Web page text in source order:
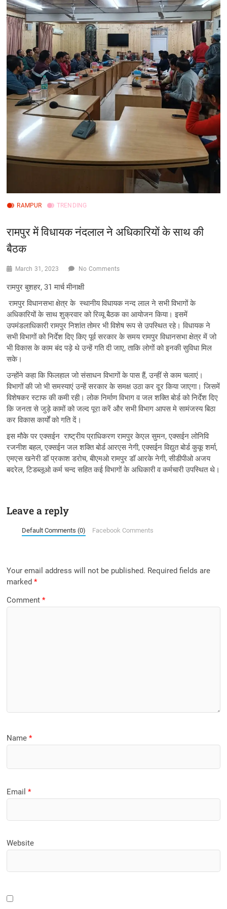
RAMPUR TRENDING
रामपुर में विधायक नंदलाल ने अधिकारियों के साथ की
बैठक
March 31, 2023 No Comments
रामपुर बुशहर, 31 मार्च मीनाक्षी
रामपुर विधानसभा क्षेत्र के स्थानीय विधायक नन्द लाल ने सभी विभागों के
अधिकारियों के साथ शुक्रवार को रिव्यू बैठक का आयोजन किया। इसमें
उपमंडलाधिकारी रामपुर निशांत तोमर भी विशेष रूप से उपस्थित रहे। विधायक ने
सभी विभागों को निर्देश दिए किए पूर्व सरकार के समय रामपुर विधानसभा क्षेत्र में जो
भी विकास के काम बंद पड़े थे उन्हें गति दी जाए, ताकि लोगों को इनकी सुविधा मिल
सके।
उन्होंने कहा कि फिलहाल जो संसाधन विभागों के पास हैं, उन्हीं से काम चलाएं।
विभागों की जो भी समस्याएं उन्हें सरकार के समक्ष उठा कर दूर किया जाएगा। जिसमें
विशेषकर स्टाफ की कमी रही। लोक निर्माण विभाग व जल शक्ति बोर्ड को निर्देश दिए
कि जनता से जुड़े कामों को जल्द पूरा करें और सभी विभाग आपस मे सामंजस्य बिठा
कर विकास कार्यों को गति दें।
इस मौके पर एक्सईन राष्ट्रीय प्राधिकरण रामपुर केएल सुमन, एक्सईन लोनिवि
रजनीश बहल, एक्सईन जल शक्ति बोर्ड आरएस नेगी, एक्सईन विद्युत बोर्ड कुकू शर्मा,
एमएस खनेरी डॉ प्रकाश डरोच, बीएमओ रामपुर डॉ आरके नेगी, सीडीपीओ अजय
बदरेल, टिडब्लूओ कर्म चन्द सहित कई विभागों के अधिकारी व कर्मचारी उपस्थित थे।
Leave a reply
Default Comments (0) Facebook Comments
Your email address will not be published. Required fields are
marked*
Comment*
Name*
Email*
Website